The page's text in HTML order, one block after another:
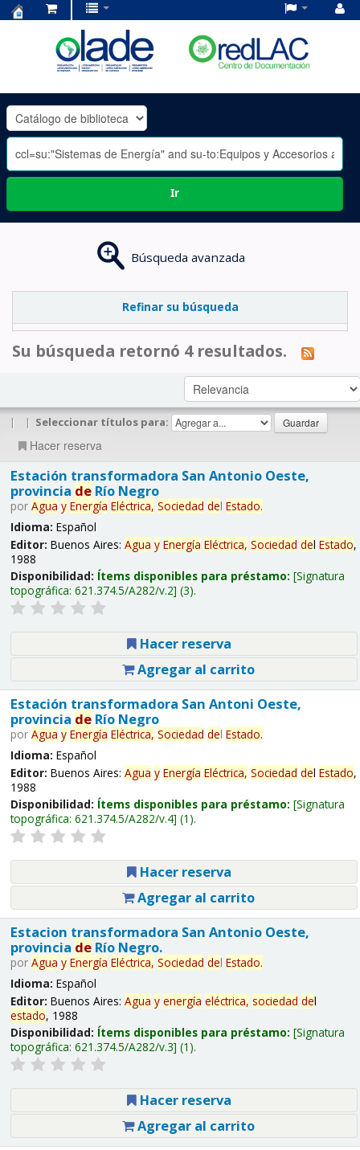
OLADE
-
Ir
Búsqueda avanzada
Refinar su búsqueda
Su búsqueda retornó 4 resultados.
| | Seleccionar títulos para:
Hacer reserva
Estación transformadora San Antonio Oeste,
provincia deRío Negro
por Agua y Energía Eléctrica, Sociedad del Estado.
Idioma: Español
Editor: Buenos Aires: Agua y Energía Eléctrica, Sociedad del Estado,
1988
Disponibilidad: Ítems disponibles para préstamo: Signatura
topográfica: 621.374.5/A282/v.2 (3).
Hacer reserva
Agregar al carrito
Estación transformadora San Antoni Oeste,
provincia deRío Negro
por Agua y Energía Eléctrica, Sociedad del Estado.
Idioma: Español
Editor: Buenos Aires: Agua y Energía Eléctrica, Sociedad del Estado,
1988
Disponibilidad: Ítems disponibles para préstamo: Signatura
topográfica: 621.374.5/A282/v.4 (1).
Hacer reserva
Agregar al carrito
Estacion transformadora San Antonio Oeste,
provincia deRío Negro.
por Agua y Energía Eléctrica, Sociedad del Estado.
Idioma: Español
Editor: Buenos Aires: Agua y energía eléctrica, sociedad del
estado, 1988
Disponibilidad: Ítems disponibles para préstamo: Signatura
topográfica: 621.374.5/A282/v.3 (1).
Hacer reserva
Agregar al carrito